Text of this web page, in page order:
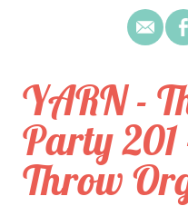
YARN -
Party
Throw